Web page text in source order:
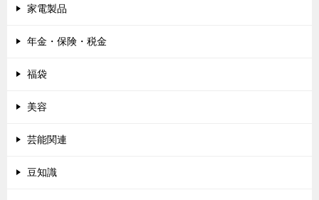
家電製品
年金・保険・税金
福袋
美容
芸能関連
豆知識